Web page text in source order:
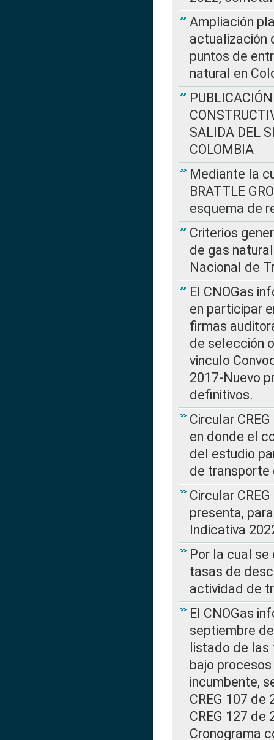
Ampliación
actualización
puntos de
natural en
SALIDA DEL
COLOMBIA
Mediante la
BRATTLE
esquema de
Criterios
de gas
Nacional de
El CNOGas
en participar
firmas
de selección
vinculo
2017-Nuevo
definitivos.
Circular
en donde el
del estudio
de transporte
Circular
presenta,
Indicativa
Por la cual
tasas de
actividad de
El CNOGas
septiembre
listado de las
bajo
incumbente,
CREG 107
CREG 127 de
Cronograma